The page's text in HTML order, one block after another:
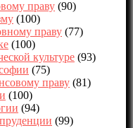
праву (90)
(100)
праву (77)
(100)
культуре (93)
(75)
праву (81)
(100)
(94)
(99)